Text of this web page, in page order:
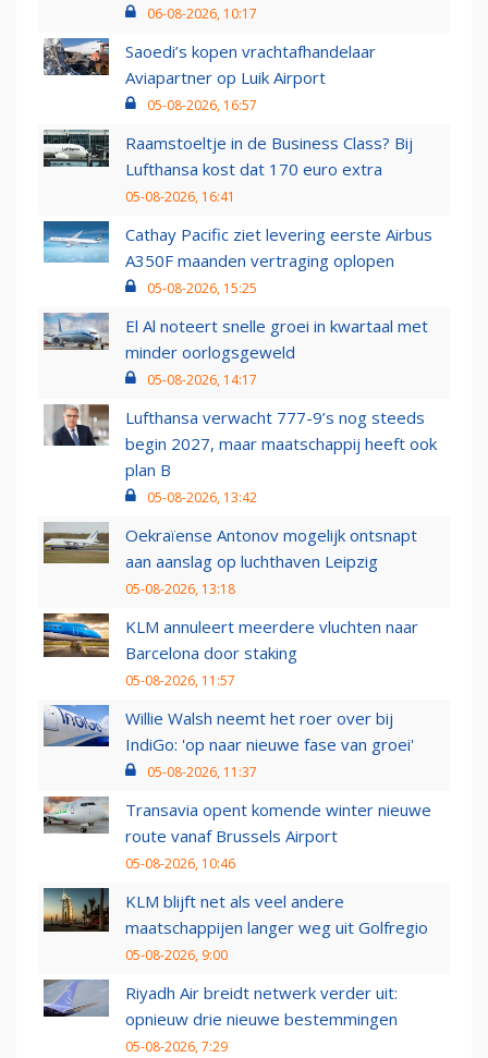
06-08-2026, 10:17
Saoedi’s kopen vrachtafhandelaar
Aviapartner op Luik Airport
05-08-2026, 16:57
Raamstoeltje in de Business Class? Bij
Lufthansa kost dat 170 euro extra
05-08-2026, 16:41
Cathay Pacific ziet levering eerste Airbus
A350F maanden vertraging oplopen
05-08-2026, 15:25
El Al noteert snelle groei in kwartaal met
minder oorlogsgeweld
05-08-2026, 14:17
Lufthansa verwacht 777-9’s nog steeds
begin 2027, maar maatschappij heeft ook
plan B
05-08-2026, 13:42
Oekraïense Antonov mogelijk ontsnapt
aan aanslag op luchthaven Leipzig
05-08-2026, 13:18
KLM annuleert meerdere vluchten naar
Barcelona door staking
05-08-2026, 11:57
Willie Walsh neemt het roer over bij
IndiGo: 'op naar nieuwe fase van groei'
05-08-2026, 11:37
Transavia opent komende winter nieuwe
route vanaf Brussels Airport
05-08-2026, 10:46
KLM blijft net als veel andere
maatschappijen langer weg uit Golfregio
05-08-2026, 9:00
Riyadh Air breidt netwerk verder uit:
opnieuw drie nieuwe bestemmingen
05-08-2026, 7:29